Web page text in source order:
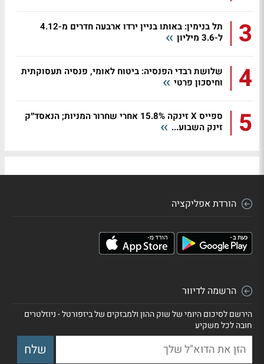
3
תל בנימין: באותו בניין ירדו ארבעה חדרים מ-4.12
ל-3.6 מיליון
4
שלושת רבדי הפנסיה: ביטוח לאומי, פנסיה תעסוקתית
וחיסכון פרטי
5
ספייס X זינקה 15.8% אחרי שחרור המניות; הנאסד״ק
זינק השבוע...
הורדת אפליקציה
הרשמה לדיוור
הירשם לסיכום היומי של שוק ההון ולמבזקים של ביזפורטל - ניוזלטרים
חובה לכל משקיע